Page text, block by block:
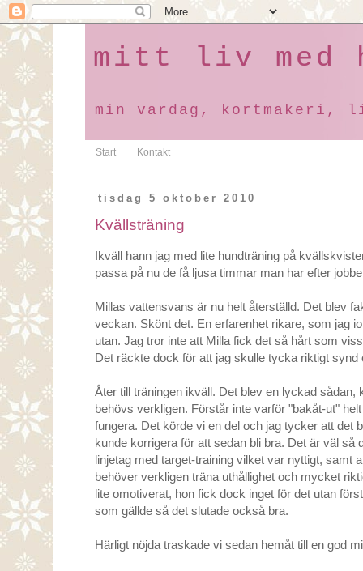
mitt liv med
min vardag, kortmakeri,
Start Kontakt
tisdag 5 oktober 2010
Kvällsträning
Ikväll hann jag med lite hundträning på
passa på nu de få ljusa timmar man har efter
Millas vattensvans är nu helt återställd. Det blev
veckan. Skönt det. En erfarenhet rikare, som jag
utan. Jag tror inte att Milla fick det så hårt som
Det räckte dock för att jag skulle tycka riktigt synd
Åter till träningen ikväll. Det blev en lyckad sådan,
behövs verkligen. Förstår inte varför "bakåt-ut"
fungera. Det körde vi en del och jag tycker att det
kunde korrigera för att sedan bli bra. Det är väl så
linjetag med target-training vilket var nyttigt, samt
behöver verkligen träna uthållighet och mycket
lite omotiverat, hon fick dock inget för det utan
som gällde så det slutade också bra.
Härligt nöjda traskade vi sedan hemåt till en god